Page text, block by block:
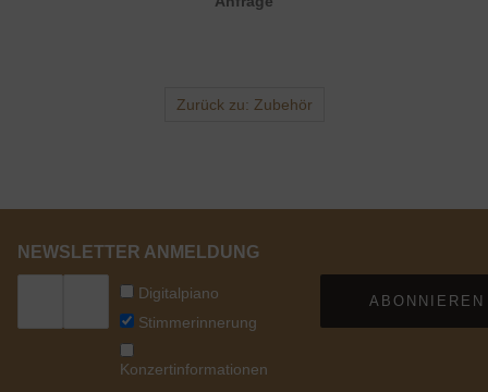
Zurück zu: Zubehör
NEWSLETTER ANMELDUNG
Digitalpiano
Stimmerinnerung
Konzertinformationen
ABONNIEREN